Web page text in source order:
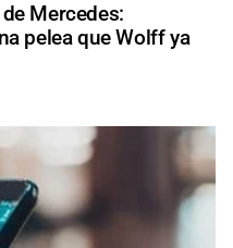
Mercedes:
pelea que Wolff ya